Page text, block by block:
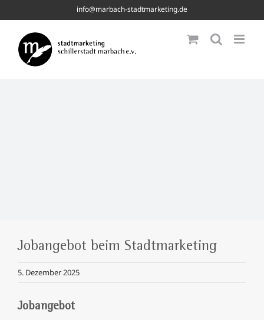
to
content
info@marbach-stadtmarketing.de
Jobangebot beim Stadtmarketing
5. Dezember 2025
Jobangebot